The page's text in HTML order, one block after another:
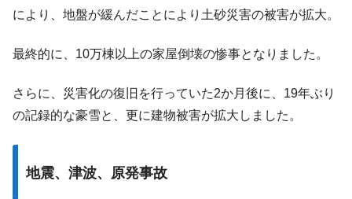
により、地盤が緩んだことにより土砂災害の被害が拡大。
最終的に、10万棟以上の家屋倒壊の惨事となりました。
さらに、災害化の復旧を行っていた2か月後に、19年ぶり
の記録的な豪雪と、更に建物被害が拡大しました。
地震、津波、原発事故